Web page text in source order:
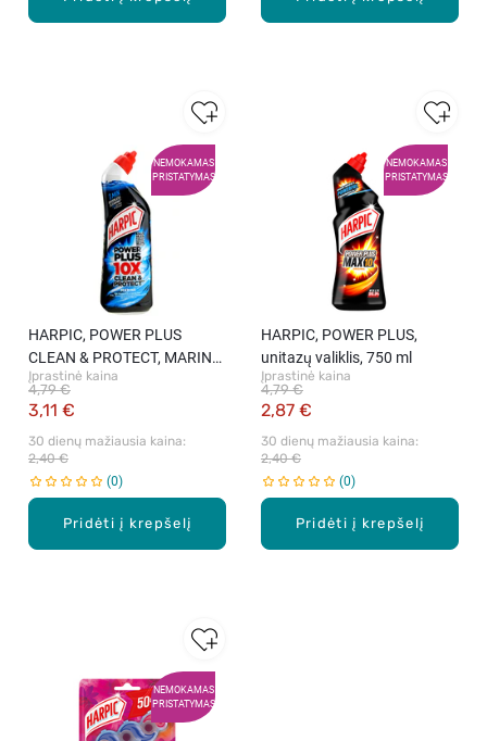
NEMOKAMAS
PRISTATYMAS
Pridėti į krepšelį
HARPIC, POWER PLUS
CLEAN & PROTECT, MARINE,
dezinfekcinis unitazų valiklis,
750 ml.
Įprastinė kaina
3,11 €
4,79 €
30 dienų mažiausia kaina:
2,40 €
0
NEMOKAMAS
PRISTATYMAS
Pridėti į krepšelį
HARPIC, POWER PLUS,
unitazų valiklis, 750 ml
Įprastinė kaina
2,87 €
4,79 €
30 dienų mažiausia kaina:
2,40 €
0
NEMOKAMAS
PRISTATYMAS